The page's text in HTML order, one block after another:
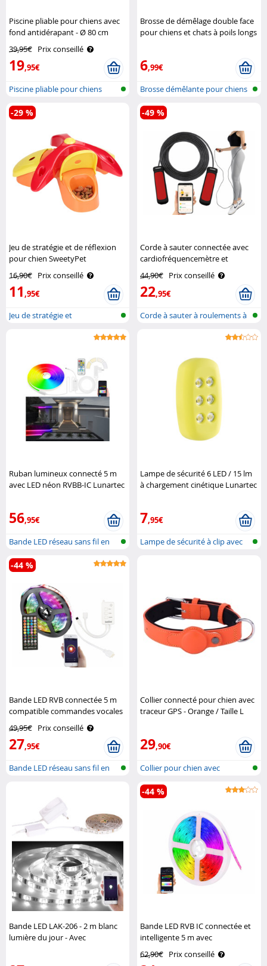
Piscine pliable pour chiens avec
fond antidérapant - Ø 80 cm
39,95€ Prix conseillé
19,95€
Piscine pliable pour chiens
Brosse de démêlage double face
pour chiens et chats à poils longs
6,99€
Brosse démêlante pour chiens
et cha..
Jeu de stratégie et de réflexion
pour chien SweetyPet
16,90€ Prix conseillé
11,95€
-29 %
Jeu de stratégie et
Corde à sauter connectée avec
cardiofréquencemètre et
compteur de sauts Pearl Sports
44,90€ Prix conseillé
22,95€
-49 %
Corde à sauter à roulements à
Ruban lumineux connecté 5 m
avec LED néon RVBB-IC Lunartec
56,95€
Bande LED réseau sans fil en
RGBW
Lampe de sécurité 6 LED / 15 lm
à chargement cinétique Lunartec
7,95€
Lampe de sécurité à clip avec
Bande LED RVB connectée 5 m
compatible commandes vocales
Luminea Home Control
49,95€ Prix conseillé
27,95€
-44 %
Bande LED réseau sans fil en
Collier connecté pour chien avec
traceur GPS - Orange / Taille L
29,90€
Collier pour chien avec
localisateu..
Bande LED LAK-206 - 2 m blanc
lumière du jour - Avec
Bande LED RVB IC connectée et
intelligente 5 m avec
commandes vocales Luminea
Home Control
62,90€ Prix conseillé
-44 %